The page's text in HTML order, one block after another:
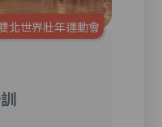
北世界壯年運動會